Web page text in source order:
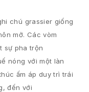
chú grassier giống
mở. Các vòm
sự pha trộn
nóng với một làn
ấm áp duy trì trái
,đến với